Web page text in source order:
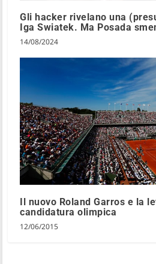
Gli hacker rivelano una
Iga Swiatek. Ma Posada
14/08/2024
Il nuovo Roland Garros e la
candidatura olimpica
12/06/2015